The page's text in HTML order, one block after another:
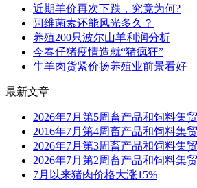
近期羊价再次下跌，究竟为何?
阿维菌素还能风光多久？
养殖200只波尔山羊利润分析
今春仔猪疫情造就“猪疯狂”
牛羊肉货紧价扬养殖业前景看好
最新文章
2026年7月第5周畜产品和饲料集
2016年7月第4周畜产品和饲料集
2026年7月第3周畜产品和饲料集
2026年7月第2周畜产品和饲料集
7月以来猪肉价格大涨15%